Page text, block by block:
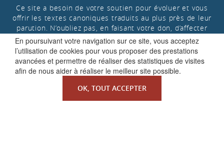
En poursuivant votre navigation sur ce site, vous acceptez
l’utilisation de cookies pour vous proposer des prestations
avancées et permettre de réaliser des statistiques de visites
afin de nous aider à réaliser le meilleur site possible.
OK, TOUT ACCEPTER
Ce site a besoin de votre soutien pour évoluer et vous
offrir les textes canoniques traduits au plus près de leur
parution. N’oubliez pas, en faisant votre don, d’affecter
celui-ci aux « projets de la Faculté de Droit canonique »
FAIRE UN DON